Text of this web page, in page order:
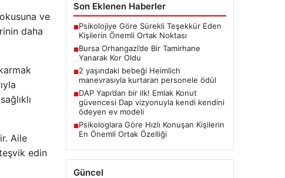
ve
daha
Aile
edin
Son Eklenen Haberler
■Psikolojiye Göre Sürekli Teşekkür Eden
Kişilerin Önemli Ortak Noktası
■Bursa Orhangazi’de Bir Tamirhane
Yanarak Kor Oldu
■2 yaşındaki bebeği Heimlich
manevrasıyla kurtaran personele ödül
■DAP Yapı’dan bir ilk! Emlak Konut
güvencesi Dap vizyonuyla kendi kendini
ödeyen ev modeli
■Psikologlara Göre Hızlı Konuşan Kişilerin
En Önemli Ortak Özelliği
Güncel